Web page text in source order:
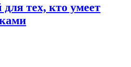
для тех, кто умеет